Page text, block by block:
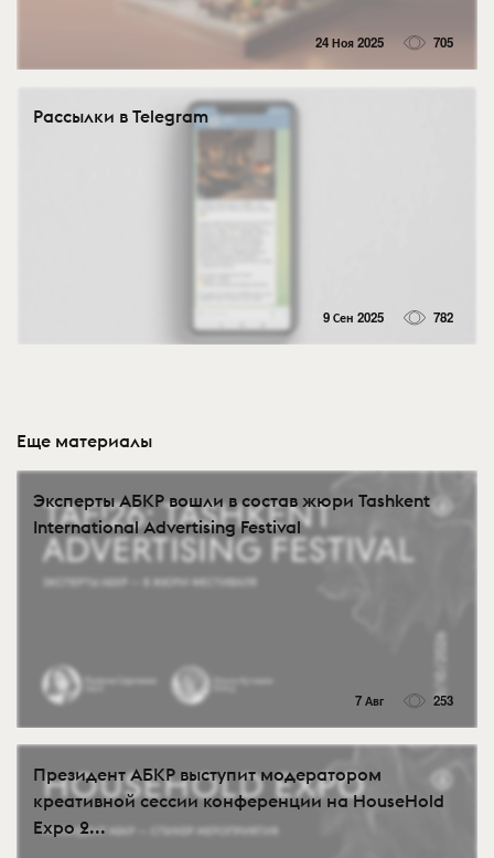
24 Ноя 2025 705
Рассылки в Telegram
9 Сен 2025 782
Еще материалы
Эксперты АБКР вошли в состав жюри Tashkent
International Advertising Festival
7 Авг 253
Президент АБКР выступит модератором
креативной сессии конференции на HouseHold
Expo 2...